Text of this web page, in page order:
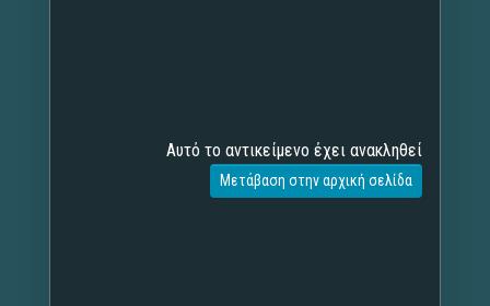
Αυτό το αντικείμενο έχει ανακληθεί
Μετάβαση στην αρχική σελίδα